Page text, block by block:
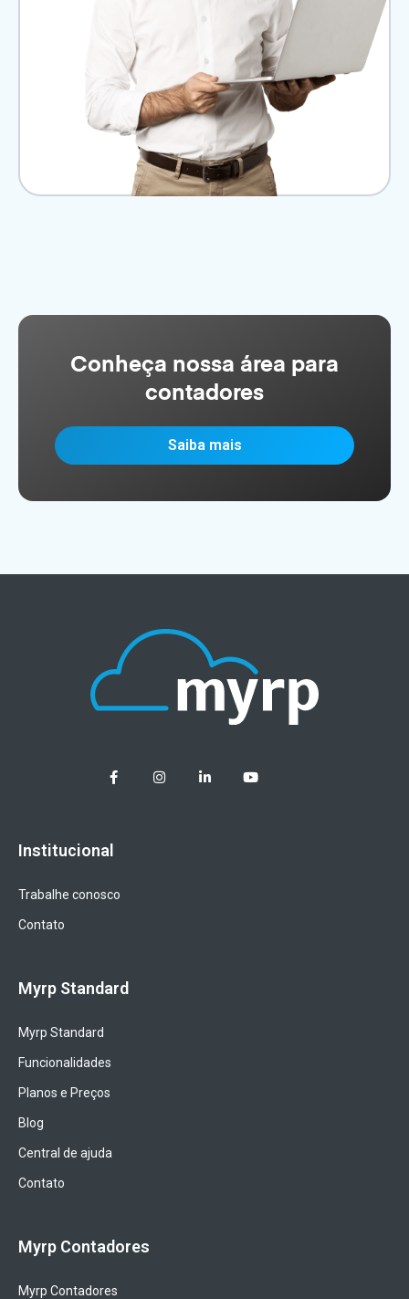
Conheça nossa área para
contadores
Saiba mais
Institucional
Trabalhe conosco
Contato
Myrp Standard
Myrp Standard
Funcionalidades
Planos e Preços
Blog
Central de ajuda
Contato
Myrp Contadores
Myrp Contadores